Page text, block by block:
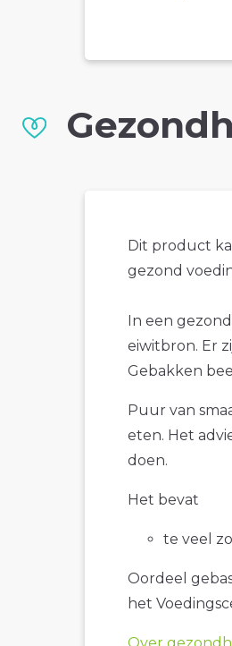
Dit product
gezond
In een
eiwitbron. Er
Gebakken
Puur van
eten. Het
doen.
Het bevat
te veel
Oordeel
het